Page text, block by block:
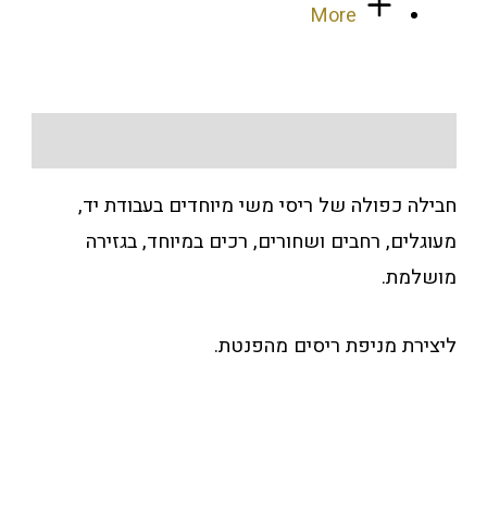
More
חבילה כפולה של ריסי משי מיוחדים בעבודת יד,
מעוגלים, רחבים ושחורים, רכים במיוחד, בגזירה
מושלמת.
ליצירת מניפת ריסים מהפנטת.